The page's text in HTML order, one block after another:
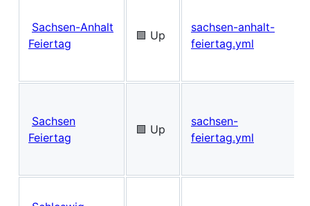
Sachsen-Anhalt
Feiertag
🟩 Up
sachsen-anhalt-
feiertag.yml
Sachsen
Feiertag
🟩 Up
sachsen-
feiertag.yml